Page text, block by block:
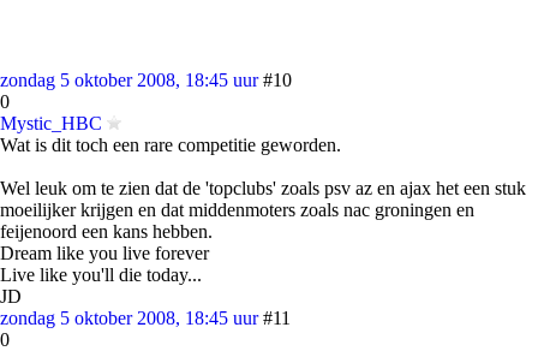
zondag 5 oktober 2008, 18:45 uur #10
0
Mystic_HBC
Wat is dit toch een rare competitie geworden.
Wel leuk om te zien dat de 'topclubs' zoals psv az en ajax het een stuk
moeilijker krijgen en dat middenmoters zoals nac groningen en
feijenoord een kans hebben.
Dream like you live forever
Live like you'll die today...
JD
zondag 5 oktober 2008, 18:45 uur #11
0